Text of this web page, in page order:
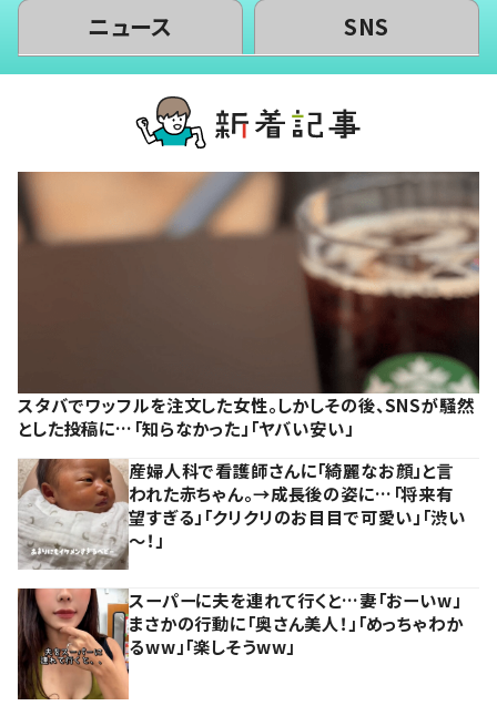
ニュース SNS
スタバでワッフルを注文した女性。しかしその後、SNSが騒然
とした投稿に…「知らなかった」「ヤバい安い」
産婦人科で看護師さんに「綺麗なお顔」と言
われた赤ちゃん。→成長後の姿に…「将来有
望すぎる」「クリクリのお目目で可愛い」「渋い
～！」
スーパーに夫を連れて行くと…妻「おーいw」
まさかの行動に「奥さん美人！」「めっちゃわか
るww」「楽しそうww」